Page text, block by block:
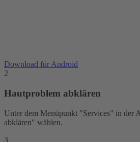
Download für Android
2
Hautproblem abklären
Unter dem Menüpunkt "Services" in der
abklären" wählen.
3